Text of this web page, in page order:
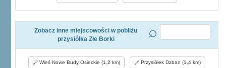
Zobacz inne miejscowości w pobliżu
przysiółka Złe Borki
Wieś Nowe Budy Osieckie (1,2 km) Przysiółek Dzban (1,4 km)